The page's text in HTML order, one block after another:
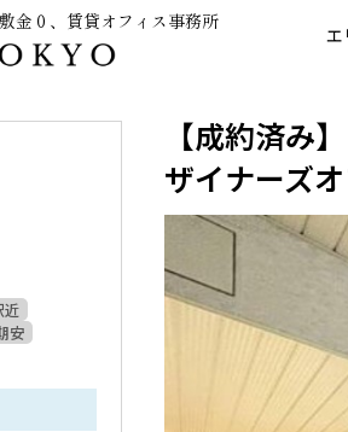
金０、賃貸オフィス事務所
エ
【成約済み
ザイナーズ
安